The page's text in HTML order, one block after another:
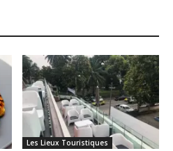
Les Lieux Touristiques